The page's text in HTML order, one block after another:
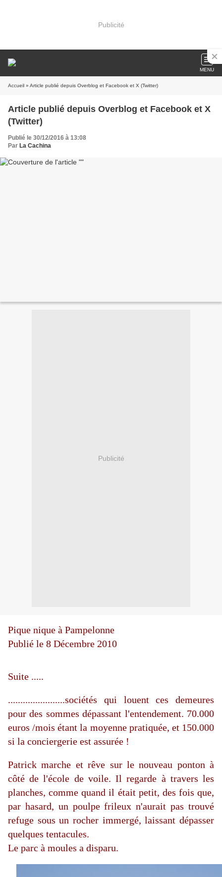
Publicité
MENU
Accueil » Article publié depuis Overblog et Facebook et X (Twitter)
Article publié depuis Overblog et Facebook et X
(Twitter)
Publié le 30/12/2016 à 13:08
Par La Cachina
Publicité
Pique nique à Pampelonne
Publié le 8 Décembre 2010
Suite .....
.......................sociétés qui louent ces demeures
pour des sommes dépassant l'entendement. 70.000
euros /mois étant la moyenne pratiquée, et 150.000
si la conciergerie est assurée !
Patrick marche et rêve sur le nouveau ponton à
côté de l'école de voile. Il regarde à travers les
planches, comme quand il était petit, des fois que,
par hasard, un poulpe frileux n'aurait pas trouvé
refuge sous un rocher immergé, laissant dépasser
quelques tentacules.
Le parc à moules a disparu.